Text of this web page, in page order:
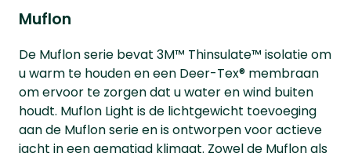
Muflon
De Muflon serie bevat 3M™ Thinsulate™ isolatie om
u warm te houden en een Deer-Tex® membraan
om ervoor te zorgen dat u water en wind buiten
houdt. Muflon Light is de lichtgewicht toevoeging
aan de Muflon serie en is ontworpen voor actieve
jacht in een gematigd klimaat. Zowel de Muflon als